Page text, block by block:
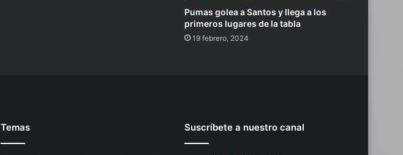
Pumas golea a Santos y llega a los
primeros lugares de la tabla
19 febrero, 2024
Temas Suscríbete a nuestro canal